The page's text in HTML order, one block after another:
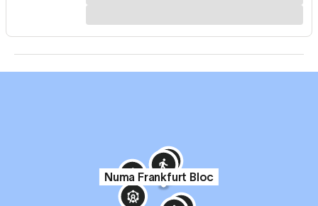
Numa Frankfurt Bloc